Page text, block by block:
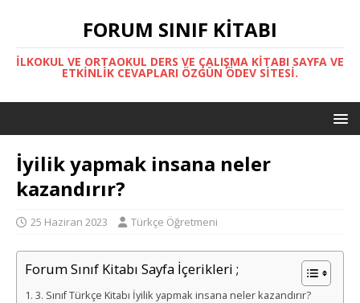
FORUM SINIF KITABI
İLKOKUL VE ORTAOKUL DERS VE ÇALIŞMA KITABI SAYFA VE
ETKINLIK CEVAPLARI ÖZGÜN ÖDEV SITESI.
İyilik yapmak insana neler
kazandırır?
25 Haziran 2023 Türkçe Öğretmeni
Forum Sınıf Kitabı Sayfa İçerikleri ;
3. Sınıf Türkçe Kitabı İyilik yapmak insana neler kazandırır?